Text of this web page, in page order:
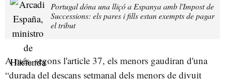
Portugal dóna una lliçó a Espanya amb l'Impost de
Successions: els pares i fills estan exempts de pagar
el tribut
A més, segons l'article 37, els menors gaudiran d'una
“durada del descans setmanal dels menors de divuit